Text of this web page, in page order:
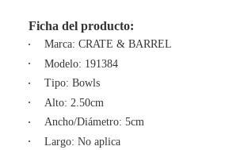
Ficha del producto:
Marca: CRATE & BARREL
Modelo: 191384
Tipo: Bowls
Alto: 2.50cm
Ancho/Diámetro: 5cm
Largo: No aplica